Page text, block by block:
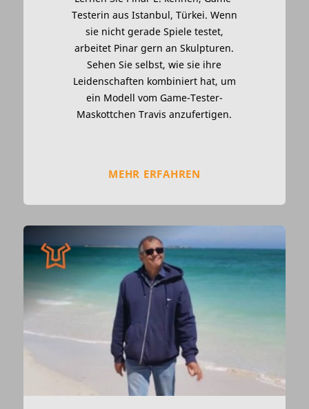
Testerin aus Istanbul, Türkei. Wenn
sie nicht gerade Spiele testet,
arbeitet Pinar gern an Skulpturen.
Sehen Sie selbst, wie sie ihre
Leidenschaften kombiniert hat, um
ein Modell vom Game-Tester-
Maskottchen Travis anzufertigen.
MEHR ERFAHREN